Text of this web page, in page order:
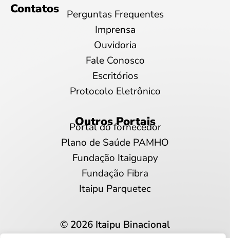
Contatos
Perguntas Frequentes
Imprensa
Ouvidoria
Fale Conosco
Escritórios
Protocolo Eletrônico
Outros Portais
Portal do fornecedor
Plano de Saúde PAMHO
Fundação Itaiguapy
Fundação Fibra
Itaipu Parquetec
© 2026 Itaipu Binacional